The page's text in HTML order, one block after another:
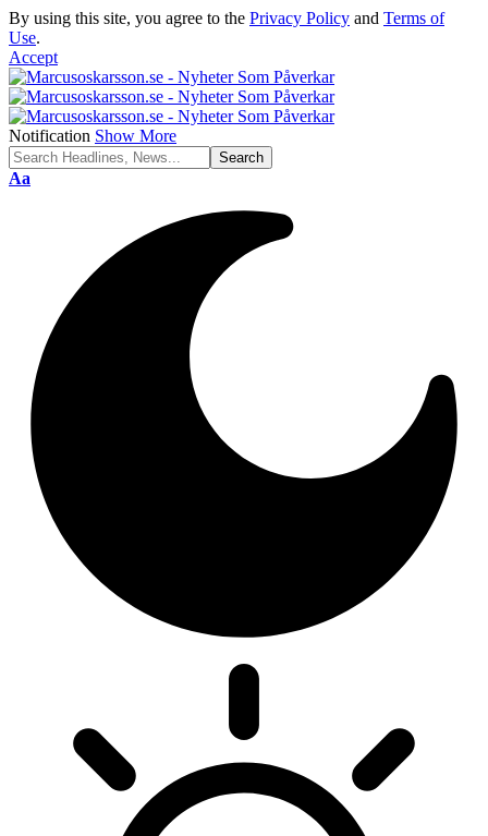
By using this site, you agree to the Privacy Policy and Terms of
Use.
Accept
Notification Show More
Font
Aa